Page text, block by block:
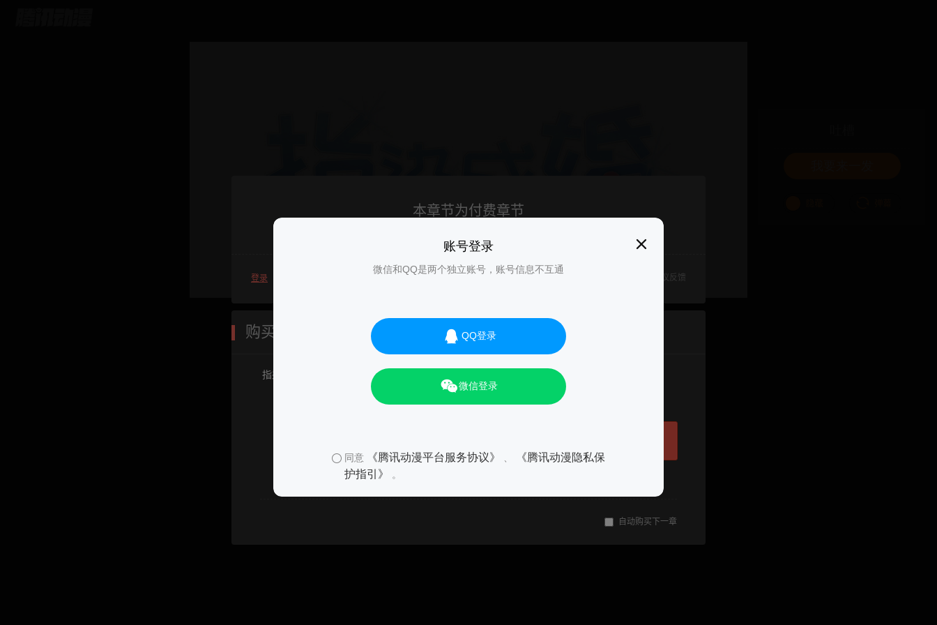
账号登录
微信和QQ是两个独立账号，账号信息不互通
QQ登录
微信登录
同意 《腾讯动漫平台服务协议》
《腾讯动漫隐私保
护指引》
。